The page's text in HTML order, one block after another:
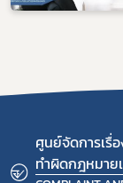
ศูนย์จัดการเรื่
ทำผิดกฎหมา